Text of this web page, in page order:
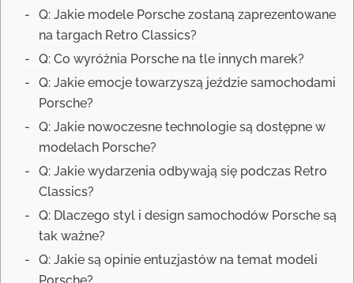
Q: Jakie modele Porsche zostaną zaprezentowane
na targach Retro Classics?
Q: Co wyróżnia Porsche na tle innych marek?
Q: Jakie emocje towarzyszą jeździe samochodami
Porsche?
Q: Jakie nowoczesne technologie są dostępne w
modelach Porsche?
Q: Jakie wydarzenia odbywają się podczas Retro
Classics?
Q: Dlaczego styl i design samochodów Porsche są
tak ważne?
Q: Jakie są opinie entuzjastów na temat modeli